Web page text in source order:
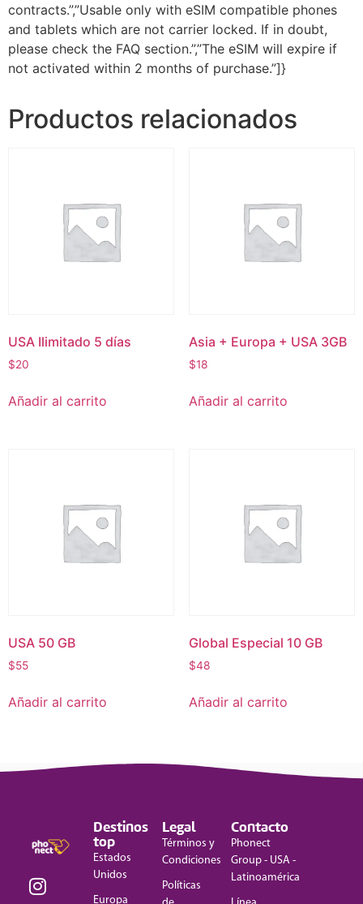
contracts.”,”Usable only with eSIM compatible phones
and tablets which are not carrier locked. If in doubt,
please check the FAQ section.”,”The eSIM will expire if
not activated within 2 months of purchase.”]}
Productos relacionados
USA Ilimitado 5 días
$20
Añadir al carrito
Asia + Europa + USA 3GB
$18
Añadir al carrito
USA 50 GB
$55
Añadir al carrito
Global Especial 10 GB
$48
Añadir al carrito
Destinos
top
Estados
Unidos
Europa
Legal
Términos y
Condiciones
Políticas
Contacto
Phonect
Group - USA -
Latinoamérica